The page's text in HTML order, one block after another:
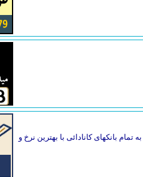
بانکهای کانادائی با بهترین نرخ و